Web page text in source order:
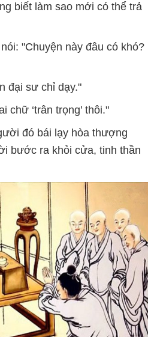
biết làm sao mới có thể trả
"Chuyện này đâu có khó?
đại sư chỉ dạy."
chữ ‘trân trọng’ thôi."
đó bái lạy hòa thượng
bước ra khỏi cửa, tinh thần